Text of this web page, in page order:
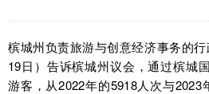
槟城州负责旅游与创意经济事务的
19日）告诉槟城州议会，通过槟城
游客，从2022年的5918人次与